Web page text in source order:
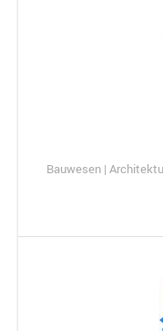
Bauwesen |